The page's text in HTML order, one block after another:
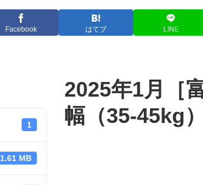
Facebook はてブ LINE
1
1.61 MB
2025年1月［
幅（35-45kg）